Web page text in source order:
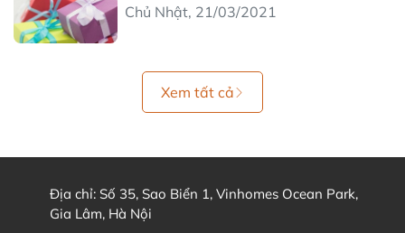
Chủ Nhật, 21/03/2021
Xem tất cả
Địa chỉ: Số 35, Sao Biển 1, Vinhomes Ocean Park,
Gia Lâm, Hà Nội